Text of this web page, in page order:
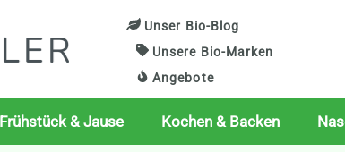
Unser Bio-Blog
Unsere Bio-Marken
Angebote
Frühstück & Jause Kochen & Backen